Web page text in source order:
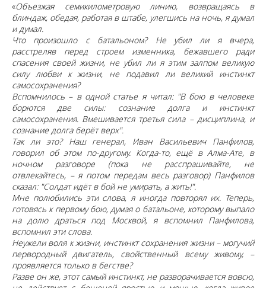
«Объезжая семикилометровую линию, возвращаясь в
блиндаж, обедая, работая в штабе, улегшись на ночь, я думал
и думал.
Что произошло с батальоном? Не убил ли я вчера,
расстреляв перед строем изменника, бежавшего ради
спасения своей жизни, не убил ли я этим залпом великую
силу любви к жизни, не подавил ли великий инстинкт
самосохранения?
Вспомнилось – в одной статье я читал: "В бою в человеке
борются две силы: сознание долга и инстинкт
самосохранения. Вмешивается третья сила – дисциплина, и
сознание долга берёт верх".
Так ли это? Наш генерал, Иван Васильевич Панфилов,
говорил об этом по-другому. Когда-то, ещё в Алма-Ате, в
ночном разговоре (пока не расспрашивайте, не
отвлекайтесь, – я потом передам весь разговор) Панфилов
сказал: "Солдат идёт в бой не умирать, а жить!".
Мне полюбились эти слова, я иногда повторял их. Теперь,
готовясь к первому бою, думая о батальоне, которому выпало
на долю драться под Москвой, я вспомнил Панфилова,
вспомнил эти слова.
Неужели воля к жизни, инстинкт сохранения жизни – могучий
первородный двигатель, свойственный всему живому, –
проявляется только в бегстве?
Разве он же, этот самый инстинкт, не разворачивается вовсю,